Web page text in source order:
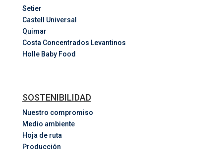
Setier
Castell Universal
Quimar
Costa Concentrados Levantinos
Holle Baby Food
SOSTENIBILIDAD
Nuestro compromiso
Medio ambiente
Hoja de ruta
Producción